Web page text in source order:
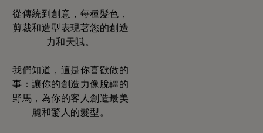
從傳統到創意，每種髮色，
剪裁和造型表現著您的創造
力和天賦。
我們知道，這是你喜歡做的
事：讓你的創造力像脫韁的
野馬，為你的客人創造最美
麗和驚人的髮型。